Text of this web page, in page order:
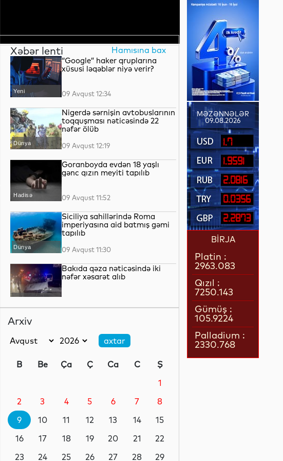
Xəbər lenti Hamısına bax
Yeni
“Google” haker qruplarına
xüsusi ləqəblər niyə verir?
09 Avqust 12:34
Dünya
Nigerdə sərnişin avtobuslarının
toqquşması nəticəsində 22
nəfər ölüb
09 Avqust 12:19
Hadisə
Goranboyda evdən 18 yaşlı
gənc qızın meyiti tapılıb
09 Avqust 11:52
Dünya
Siciliya sahillərində Roma
imperiyasına aid batmış gəmi
tapılıb
09 Avqust 11:30
Hadisə
Bakıda qəza nəticəsində iki
nəfər xəsarət alıb
Hadisə 09 Avqust 09:59
Dünya
Belqorod vilayətinə dron
yaralanıb
09 Avqust 09:25
Arxiv
B Be Ça Ç Ca C
Ş
1
2
3 4 5 6 7
8
9
10 11 12 13 14
15
16
17 18 19 20 21
22
23
24 25 26 27 28
29
MƏZƏNNƏLƏR
09.08.2026
1.7
1.9591
2.0816
0.0356
2.2873
BİRJA
Platin :
2963.083
Qızıl :
7250.143
Gümüş :
105.9224
Palladium :
2330.768